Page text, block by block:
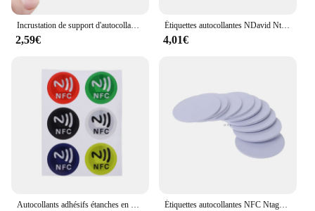
Incrustation de support d'autocollant de puce NDavid, étiquette, livraison directe, NTAG213, 2x1cm, 13.56MHz, 10 pièces
2,59€
Étiquettes autocollantes NDavid Ntaggem, étiquette RFID universelle, mini-jeton de patrouille, Adhésif disponible pour téléphone, Attro, 25mm, 10 pièces, nouveau
4,01€
Autocollants adhésifs étanches en PET, étiquettes adhésives intelligentes Ntag213 pour tous les téléphones, 6 pièces Étiquettes autocollantes NFC Ntag215 pour téléphone, étiquette adhésive disponible, 25mm, jeton patrouille, étiquette universelle, Mini, 10 pièces/lot